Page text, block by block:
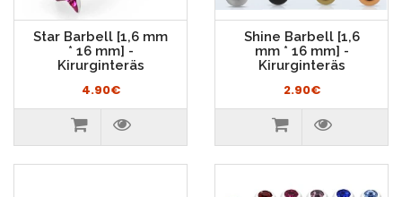
Star Barbell [1,6 mm
* 16 mm] -
Kirurginteräs
4.90€
Shine Barbell [1,6
mm * 16 mm] -
Kirurginteräs
2.90€